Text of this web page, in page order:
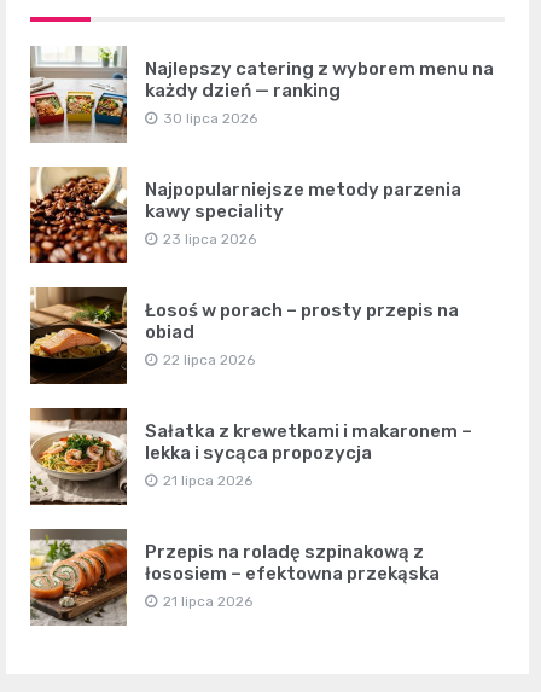
Najlepszy catering z wyborem menu na
każdy dzień — ranking
30 lipca 2026
Najpopularniejsze metody parzenia
kawy speciality
23 lipca 2026
Łosoś w porach – prosty przepis na
obiad
22 lipca 2026
Sałatka z krewetkami i makaronem –
lekka i sycąca propozycja
21 lipca 2026
Przepis na roladę szpinakową z
łososiem – efektowna przekąska
21 lipca 2026